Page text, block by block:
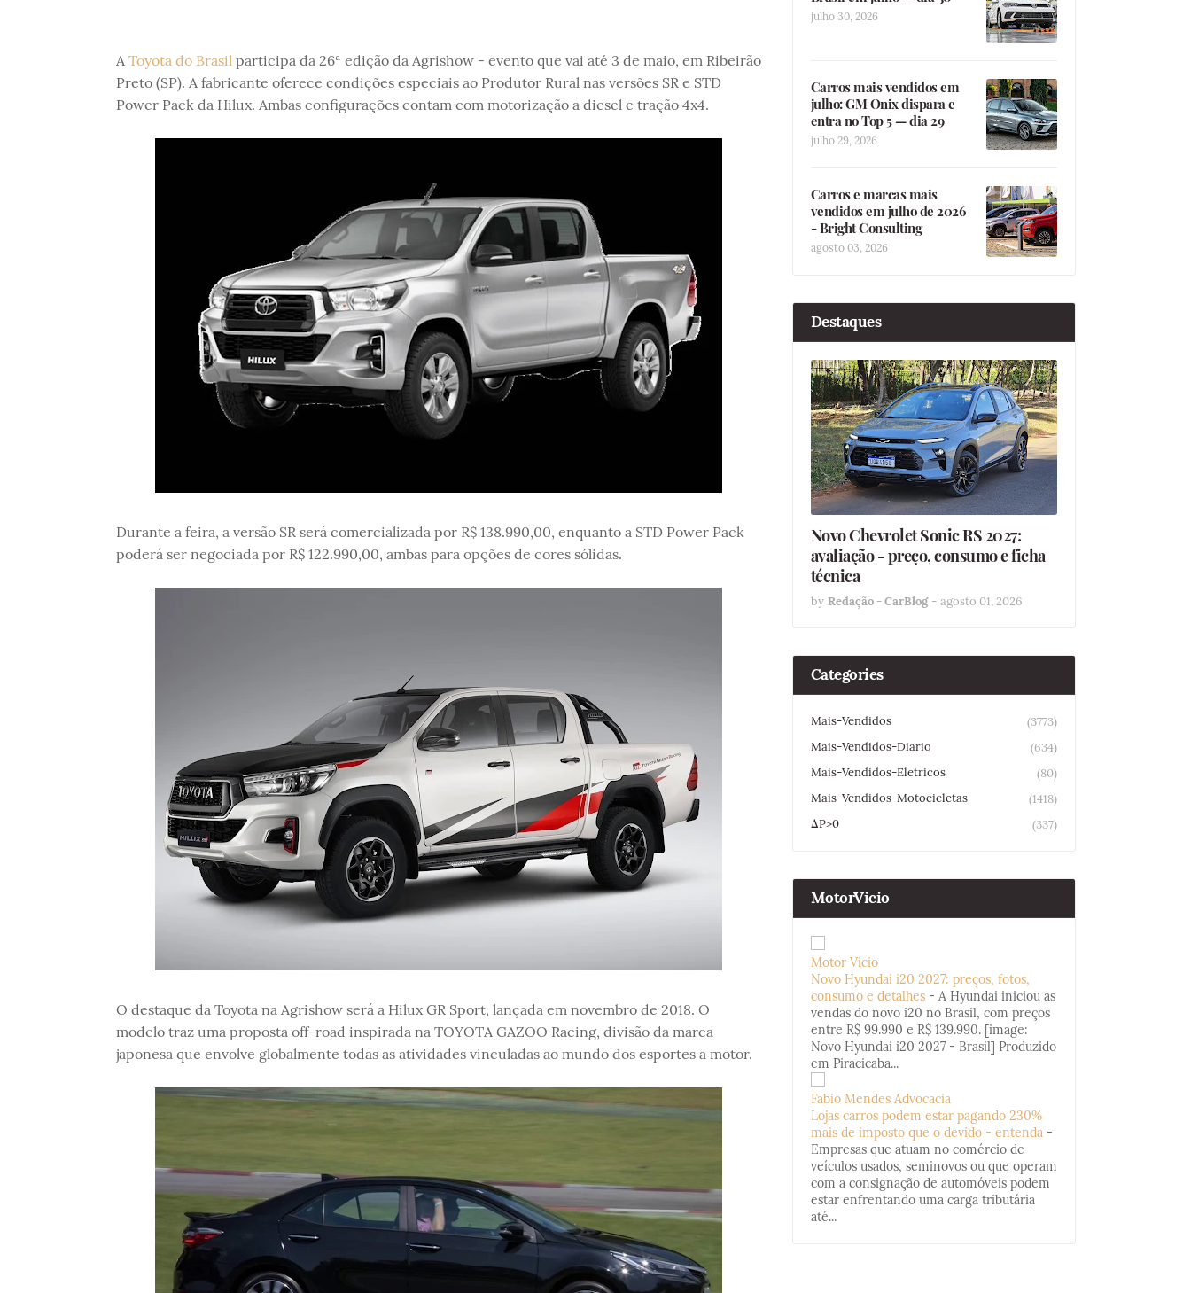
A Toyota do Brasilparticipa da 26ª edição da Agrishow - evento que vai até 3 de maio, em Ribeirão
Preto (SP). A fabricante oferece condições especiais ao Produtor Rural nas versões SR e STD
Power Pack da Hilux. Ambas configurações contam com motorização a diesel e tração 4x4.
Durante a feira, a versão SR será comercializada por R$ 138.990,00, enquanto a STD Power Pack
poderá ser negociada por R$ 122.990,00, ambas para opções de cores sólidas.
O destaque da Toyota na Agrishow será a Hilux GR Sport, lançada em novembro de 2018. O
modelo traz uma proposta off-road inspirada na TOYOTA GAZOO Racing, divisão da marca
japonesa que envolve globalmente todas as atividades vinculadas ao mundo dos esportes a motor.
julho 30, 2026
Carros mais vendidos em
julho: GM Onix dispara e
entra no Top 5 — dia 29
julho 29, 2026
Carros e marcas mais
vendidos em julho de 2026
- Bright Consulting
agosto 03, 2026
Destaques
Novo Chevrolet Sonic RS 2027:
avaliação - preço, consumo e ficha
técnica
by Redação - CarBlog - agosto 01, 2026
Categories
Mais-Vendidos
(3773)
Mais-Vendidos-Diario
(634)
Mais-Vendidos-Eletricos
(80)
Mais-Vendidos-Motocicletas
(1418)
ΔP>0
(337)
MotorVicio
Motor Vício
Novo Hyundai i20 2027: preços, fotos,
consumo e detalhes - A Hyundai iniciou as
vendas do novo i20 no Brasil, com preços
entre R$ 99.990 e R$ 139.990. [image:
Novo Hyundai i20 2027 - Brasil] Produzido
em Piracicaba...
Fabio Mendes Advocacia
Lojas carros podem estar pagando 230%
mais de imposto que o devido - entenda -
Empresas que atuam no comércio de
veículos usados, seminovos ou que operam
com a consignação de automóveis podem
estar enfrentando uma carga tributária
até...